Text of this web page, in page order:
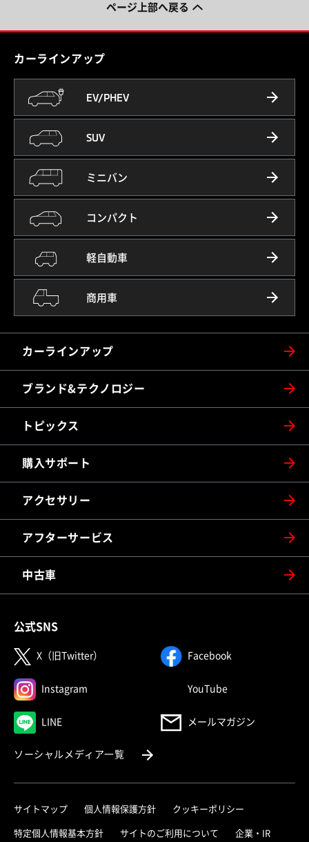
ページ上部へ戻る
カーラインアップ
EV/PHEV
SUV
ミニバン
コンパクト
軽自動車
商用車
カーラインアップ
ブランド&テクノロジー
トピックス
購入サポート
アクセサリー
アフターサービス
中古車
公式SNS
X（旧Twitter） （別ウィンドウで開く）Facebook（別ウィンドウ
Instagram （別ウィンドウで開く）YouTube（別ウィンドウで
LINE（別ウィンドウで開く） メールマガジン
ソーシャルメディア一覧（別ウィンドウで開く）
サイトマップ 個人情報保護方針 クッキーポリシー
特定個人情報基本方針 サイトのご利用について 企業・IR（別ウィ